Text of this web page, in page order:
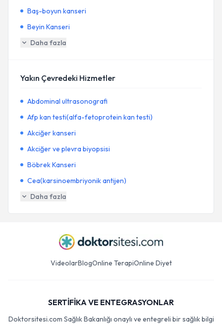
Baş-boyun kanseri
Beyin Kanseri
Daha fazla
Yakın Çevredeki Hizmetler
Abdominal ultrasonografi
Afp kan testi(alfa-fetoprotein kan testi)
Akciğer kanseri
Akciğer ve plevra biyopsisi
Böbrek Kanseri
Cea(karsinoembriyonik antijen)
Daha fazla
VideolarBlogOnline TerapiOnline Diyet
SERTİFİKA VE ENTEGRASYONLAR
Doktorsitesi.com Sağlık Bakanlığı onaylı ve entegreli bir sağlık bilgi